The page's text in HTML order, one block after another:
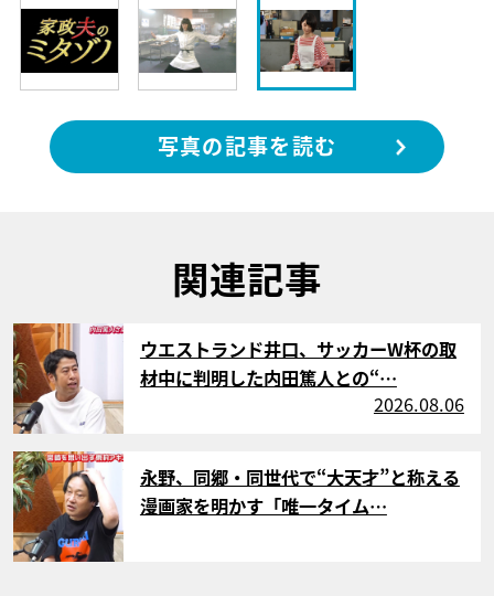
写真の記事を読む
関連記事
サムネイル
ウエストランド井口、サッカーW杯の取
材中に判明した内田篤人との“…
2026.08.06
サムネイル
永野、同郷・同世代で“大天才”と称える
漫画家を明かす「唯一タイム…